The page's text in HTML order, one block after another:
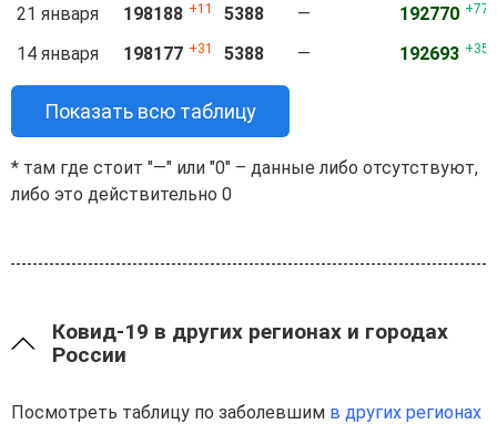
21 января 198188 11 5388 — 192770 77
14 января 198177 31 5388 — 192693 35
Показать всю таблицу
* там где стоит "—" или "0" – данные либо отсутствуют,
либо это действительно 0
Ковид-19 в других регионах и городах
России
Посмотреть таблицу по заболевшим в других регионах